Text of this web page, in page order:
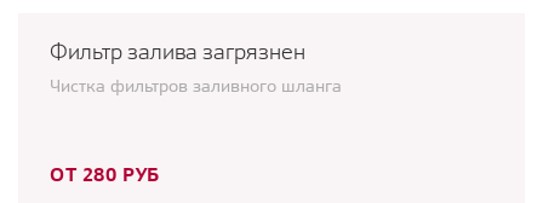
Фильтр залива загрязнен
Чистка фильтров заливного шланга
ОТ 280 РУБ